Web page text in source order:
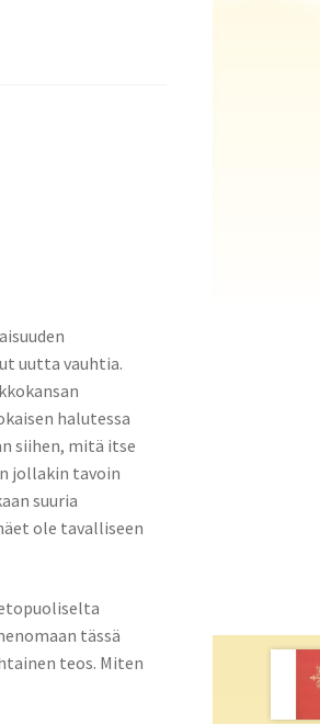
uutta vauhtia.
halutessa
siihen, mitä itse
jollakin tavoin
suuria
ole tavalliseen
tässä
teos. Miten